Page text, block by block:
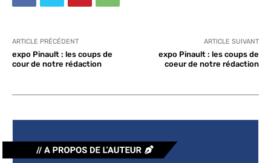
ARTICLE PRÉCÉDENT
expo Pinault : les coups de
cour de notre rédaction
ARTICLE SUIVANT
expo Pinault : les coups de
coeur de notre rédaction